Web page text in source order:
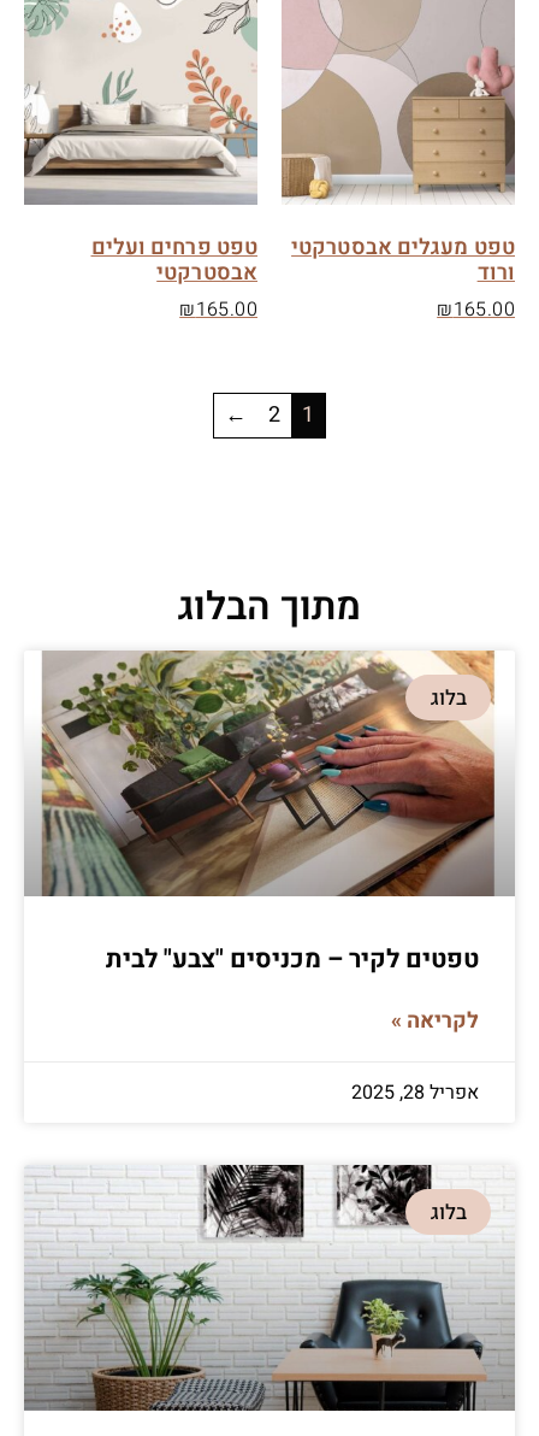
טפט מעגלים אבסטרקטי
ורוד
₪165.00
טפט פרחים ועלים
אבסטרקטי
₪165.00
1
2
←
מתוך הבלוג
בלוג
טפטים לקיר – מכניסים "צבע" לבית
לקריאה »
אפריל 28, 2025
בלוג